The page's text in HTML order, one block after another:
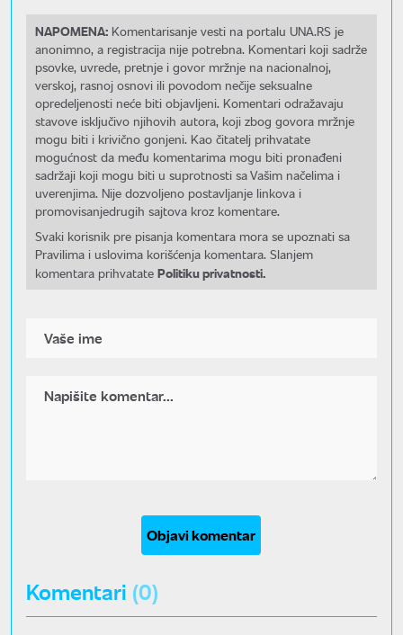
NAPOMENA: Komentarisanje vesti na portalu UNA.RS je
anonimno, a registracija nije potrebna. Komentari koji sadrže
psovke, uvrede, pretnje i govor mržnje na nacionalnoj,
verskoj, rasnoj osnovi ili povodom nečije seksualne
opredeljenosti neće biti objavljeni. Komentari odražavaju
stavove isključivo njihovih autora, koji zbog govora mržnje
mogu biti i krivično gonjeni. Kao čitatelj prihvatate
mogućnost da među komentarima mogu biti pronađeni
sadržaji koji mogu biti u suprotnosti sa Vašim načelima i
uverenjima. Nije dozvoljeno postavljanje linkova i
promovisanjedrugih sajtova kroz komentare.
Svaki korisnik pre pisanja komentara mora se upoznati sa
Pravilima i uslovima korišćenja komentara. Slanjem
komentara prihvatate Politiku privatnosti.
Objavi komentar
Komentari (0)